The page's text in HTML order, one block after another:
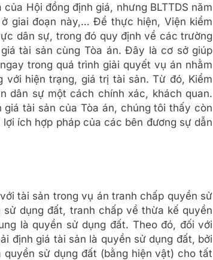
Hội đồng định giá, nhưng BLTTDS năm
giai đoạn này,… Để thực hiện, Viện kiểm
dân sự, trong đó quy định về các trường
tài sản cùng Tòa án. Đây là cơ sở giúp
trong quá trình giải quyết vụ án nhằm
với hiện trạng, giá trị tài sản. Từ đó, Kiểm
dân sự một cách chính xác, khách quan.
tài sản của Tòa án, chúng tôi thấy còn
ích hợp pháp của các bên đương sự dẫn
tài sản trong vụ án tranh chấp quyền sử
dụng đất, tranh chấp về thừa kế quyền
là quyền sử dụng đất. Theo đó, đối với
định giá tài sản là quyền sử dụng đất, bởi
sử dụng đất (bằng hiện vật) cho tất